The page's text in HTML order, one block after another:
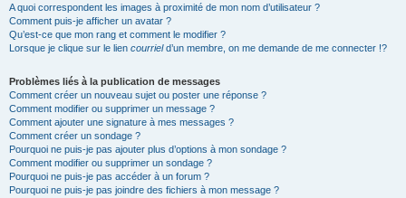
A quoi correspondent les images à proximité de mon nom d’utilisateur ?
Comment puis-je afficher un avatar ?
Qu’est-ce que mon rang et comment le modifier ?
Lorsque je clique sur le lien courrield’un membre, on me demande de me connecter !?
Problèmes liés à la publication de messages
Comment créer un nouveau sujet ou poster une réponse ?
Comment modifier ou supprimer un message ?
Comment ajouter une signature à mes messages ?
Comment créer un sondage ?
Pourquoi ne puis-je pas ajouter plus d’options à mon sondage ?
Comment modifier ou supprimer un sondage ?
Pourquoi ne puis-je pas accéder à un forum ?
Pourquoi ne puis-je pas joindre des fichiers à mon message ?